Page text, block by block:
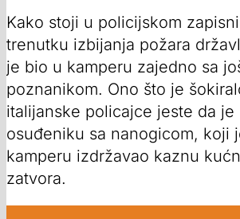
Kako stoji u policijskom
trenutku izbijanja požara
je bio u kamperu zajedno sa
poznanikom. Ono što je
italijanske policajce jeste da je
osuđeniku sa nanogicom, koji
kamperu izdržavao kaznu
zatvora.